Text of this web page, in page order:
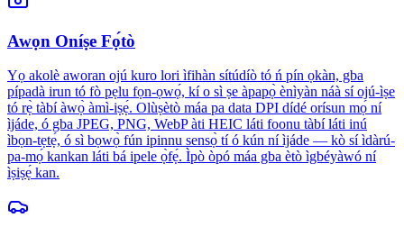
Awọn Oníṣe Fọ́tò
Yọ akolè aworan ojú kuro lori ìfihàn sítúdíò tó ń pín ọkàn, gba
pípadà irun tó fò pẹlu fọn-ọwọ́, kí o sì ṣe àpapọ̀ ènìyàn náà sí ojú-ìṣe
tó rẹ̀ tàbí àwọ̀ àmì-iṣẹ́. Olùṣètò máa pa data DPI dídé orísun mọ́ ní
ìjáde, ó gba JPEG, PNG, WebP àti HEIC láti foonu tàbí láti inú
ìbọn-tẹtẹ́, ó sì bọwọ̀ fún ipinnu sensọ̀ tí ó kún ní ìjáde — kò sí ìdàrú-
pa-mọ́ kankan láti bá ipele ọ̀fẹ́. Ìpò òpó máa gba ètò ìgbéyàwó ní
ìṣiṣẹ́ kan.